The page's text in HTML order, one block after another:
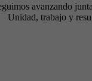
avanzando
Unidad, trabajo y